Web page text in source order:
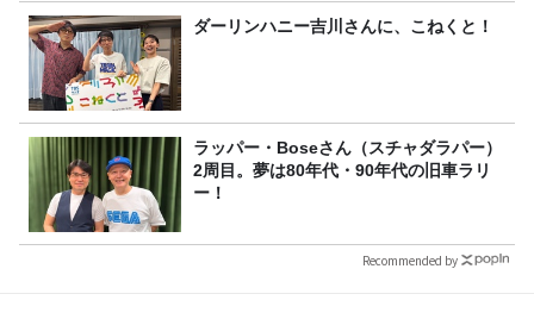
ダーリンハニー吉川さんに、こねくと！
ラッパー・Boseさん（スチャダラパー）
2周目。夢は80年代・90年代の旧車ラリ
ー！
Recommended by